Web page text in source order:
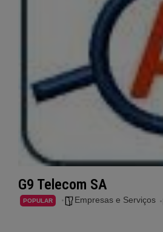
G9 Telecom SA
POPULAR Empresas e Serviços